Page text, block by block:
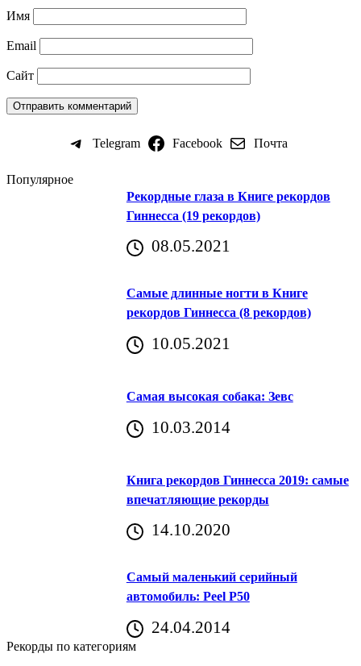
Имя
Email
Сайт
Telegram Facebook Почта
Популярное
Рекордные глаза в Книге рекордов
Гиннесса (19 рекордов)
08.05.2021
Самые длинные ногти в Книге
рекордов Гиннесса (8 рекордов)
10.05.2021
Самая высокая собака: Зевс
10.03.2014
Книга рекордов Гиннесса 2019: самые
впечатляющие рекорды
14.10.2020
Самый маленький серийный
автомобиль: Peel P50
24.04.2014
Рекорды по категориям